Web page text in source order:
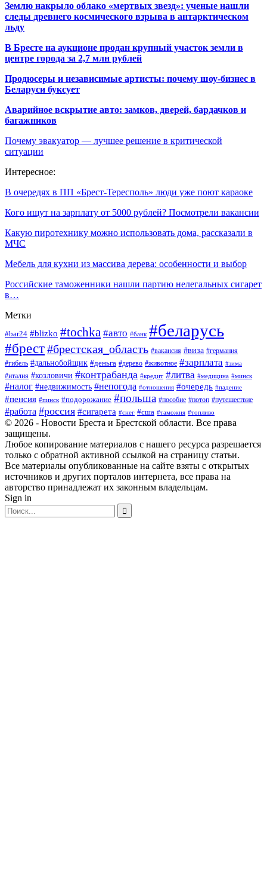
Землю накрыло облако «мертвых звезд»: ученые нашли
следы древнего космического взрыва в антарктическом
льду
В Бресте на аукционе продан крупный участок земли в
центре города за 2,7 млн рублей
Продюсеры и независимые артисты: почему шоу-бизнес в
Беларуси буксует
Аварийное вскрытие авто: замков, дверей, бардачков и
багажников
Почему эвакуатор — лучшее решение в критической
ситуации
Интересное:
В очередях в ПП «Брест-Тересполь» люди уже поют караоке
Кого ищут на зарплату от 5000 рублей? Посмотрели вакансии
Какую пиротехнику можно использовать дома, рассказали в
МЧС
Мебель для кухни из массива дерева: особенности и выбор
Российские таможенники нашли партию нелегальных сигарет
в…
Метки
#bar24 #blizko #tochka #авто #банк #беларусь
#брест#брестская_область #вакансия #виза #германия
#гибель #дальнобойщик #деньга #дерево #животное #зарплата #зима
#италия #козловичи #контрабанда #кредит #литва #медицина #минск
#налог #недвижимость #непогода #отношения #очередь #падение
#пенсия #пинск #подорожание #польша #пособие #потоп #путешествие
#работа #россия #сигарета #снег #сша #таможня #топливо
© 2026 - Новости Бреста и Брестской области. Все права
защищены.
Любое копирование материалов с нашего ресурса разрешается
только с обратной активной ссылкой на страницу статьи.
Все материалы опубликованные на сайте взяты с открытых
источников и других порталов интернета, все права на
авторство принадлежат их законным владельцам.
Sign in